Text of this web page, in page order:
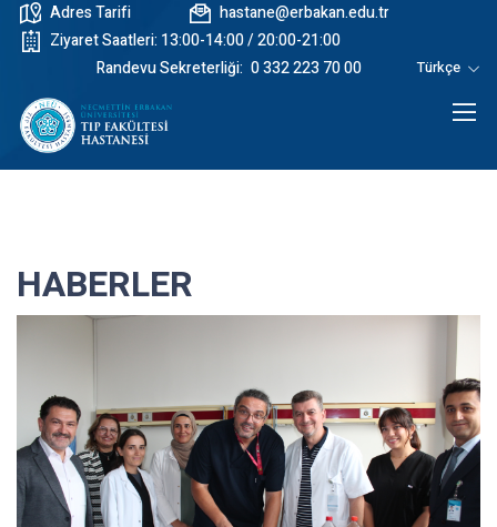
Adres Tarifi
hastane@erbakan.edu.tr
Ziyaret Saatleri: 13:00-14:00 / 20:00-21:00
Randevu Sekreterliği: 0 332 223 70 00 Türkçe
HABERLER